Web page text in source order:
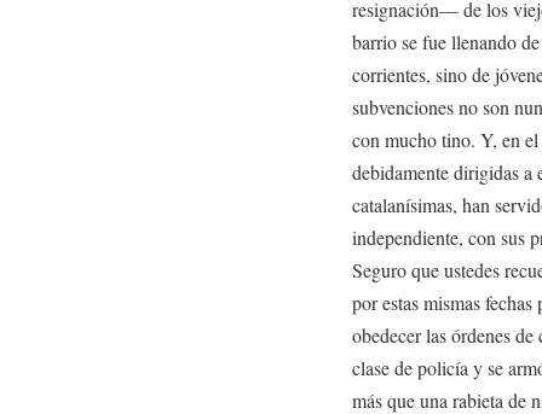
resignación— de los
barrio se fue llenando
corrientes, sino de
subvenciones no son
con mucho tino. Y, en el
debidamente dirigidas a
catalanísimas, han
independiente, con sus
Seguro que ustedes
por estas mismas
obedecer las órdenes
clase de policía y se
más que una rabieta de